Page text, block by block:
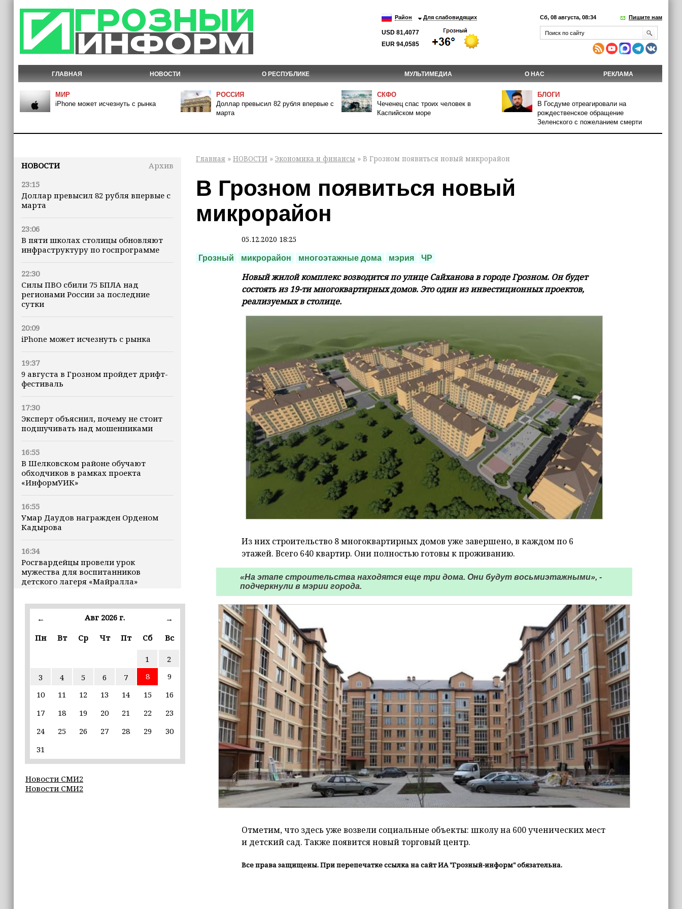
Район Для слабовидящих
USD 81,4077
EUR 94,0585
Сб, 08 августа, 08:34 Пишите нам
ГЛАВНАЯ НОВОСТИ О РЕСПУБЛИКЕ МУЛЬТИМЕДИА О НАС РЕКЛАМА
МИР
iPhone может исчезнуть с рынка
РОССИЯ
Доллар превысил 82 рубля впервые с
марта
СКФО
Чеченец спас троих человек в
Каспийском море
БЛОГИ
В Госдуме отреагировали на
рождественское обращение
Зеленского с пожеланием смерти
НОВОСТИ
Архив
23:15
Доллар превысил 82 рубля впервые с
марта
23:06
В пяти школах столицы обновляют
инфраструктуру по госпрограмме
22:30
Силы ПВО сбили 75 БПЛА над
регионами России за последние
сутки
20:09
iPhone может исчезнуть с рынка
19:37
9 августа в Грозном пройдет дрифт-
фестиваль
17:30
Эксперт объяснил, почему не стоит
подшучивать над мошенниками
16:55
В Шелковском районе обучают
обходчиков в рамках проекта
«ИнформУИК»
16:55
Умар Даудов награжден Орденом
Кадырова
16:34
Росгвардейцы провели урок
мужества для воспитанников
детского лагеря «Майралла»
16:30
Дмитрий Чернышенко: Внутренний
въездной — на 20,1%
Из бюджета Чечни дополнительно
выделено 505 млн рублей
пострадавшим от паводков
15:35
— стать большой
Избирательные участки Шатоя
готовы к приёму голосов
← Авг 2026 г.
→
Пн
Вт Ср Чт Пт Сб Вс
1
2
3
4 5 6 7 8
9
10
11 12 13 14 15
16
17
18 19 20 21 22
23
24
25 26 27 28 29
30
31
Новости СМИ2
Новости СМИ2
Главная » НОВОСТИ » Экономика и финансы » В Грозном появиться новый микрорайон
В Грозном появиться новый
микрорайон
05.12.2020 18:25
Грозный микрорайон многоэтажные дома мэрия ЧР
Новый жилой комплекс возводится по улице Сайханова в городе Грозном. Он будет
состоять из 19-ти многоквартирных домов. Это один из инвестиционных проектов,
реализуемых в столице.
Из них строительство 8 многоквартирных домов уже завершено, в каждом по 6
этажей. Всего 640 квартир. Они полностью готовы к проживанию.
«На этапе строительства находятся еще три дома. Они будут восьмиэтажными», -
подчеркнули в мэрии города.
Отметим, что здесь уже возвели социальные объекты: школу на 600 ученических мест
и детский сад. Также появится новый торговый центр.
Все права защищены. При перепечатке ссылка на сайт ИА "Грозный-информ" обязательна.